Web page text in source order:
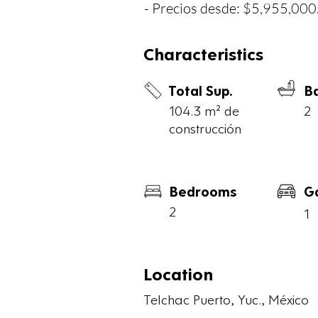
- Precios desde:
- Sala.
- Cocina.
- Terraza.
- Recámara 1 con closet,
- Área de lavado.
- Construcción: 114.3 m2
- Precios desde:
DISTRIBUCIÓN:
Characteristics
Total Sup.
104.3 m² de
construcción
Bedrooms
2
2
1
Location
Telchac Puerto, Yuc., México